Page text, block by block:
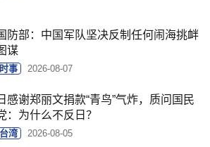
防部：中国军队坚决反制任何闹海挑衅
谋
时事 2026-08-07
感谢郑丽文捐款“青鸟”气炸，质问国民
：为什么不反日？
台湾 2026-08-05